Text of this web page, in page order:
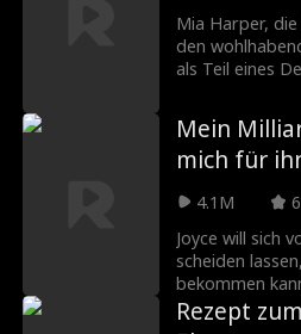
Karriere
dem
Modeindustrie
zurechtkommt.
Mia Harper,
den
als Teil eines
wird auf die
verrückte Ex-
setzt, ihn
dass sie von
dass Lily ihre
Stiefschwester
Mein
mich für
4.1M
Joyce will sich
scheiden
bekommen
sich, sie aus
entlassen. Sein
Rezept